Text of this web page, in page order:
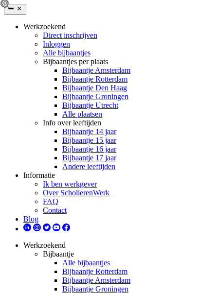
Werkzoekend
Direct inschrijven
Inloggen
Alle bijbaantjes
Bijbaantjes per plaats
Bijbaantje Amsterdam
Bijbaantje Rotterdam
Bijbaantje Den Haag
Bijbaantje Groningen
Bijbaantje Utrecht
Alle plaatsen
Info over leeftijden
Bijbaantje 14 jaar
Bijbaantje 15 jaar
Bijbaantje 16 jaar
Bijbaantje 17 jaar
Andere leeftijden
Informatie
Ik ben werkgever
Over ScholierenWerk
FAQ
Contact
Blog
Werkzoekend
Bijbaantje
Alle bijbaantjes
Bijbaantje Rotterdam
Bijbaantje Amsterdam
Bijbaantje Groningen